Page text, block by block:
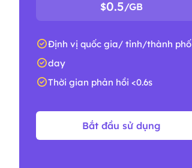
$0.5/GB
Định vị quốc gia/ tỉnh/thành phố
day
Thời gian phản hồi <0.6s
Bắt đầu sử dụng